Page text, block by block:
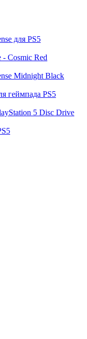
для PS5
- Cosmic Red
Midnight Black
геймпада PS5
5 Disc Drive